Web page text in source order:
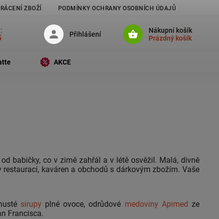
ZBOŽÍ PODMÍNKY OCHRANY OSOBNÍCH ÚDAJŮ
Nákupní košík
Prázdný košík
Přihlášení
AKCE
babičky, co v zimě zahřál a v létě osvěžil. Malá, divně
kaváren a obchodů s dárkovým zbožím. Vaše
sirupy plné ovoce, odrůdové medoviny Apimed ze
Francisca.